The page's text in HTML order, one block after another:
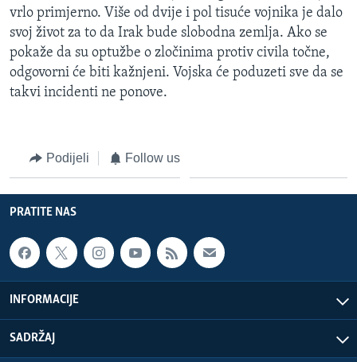
vrlo primjerno. Više od dvije i pol tisuće vojnika je dalo
svoj život za to da Irak bude slobodna zemlja. Ako se
pokaže da su optužbe o zločinima protiv civila točne,
odgovorni će biti kažnjeni. Vojska će poduzeti sve da se
takvi incidenti ne ponove.
Podijeli Follow us
PRATITE NAS
INFORMACIJE
SADRŽAJ